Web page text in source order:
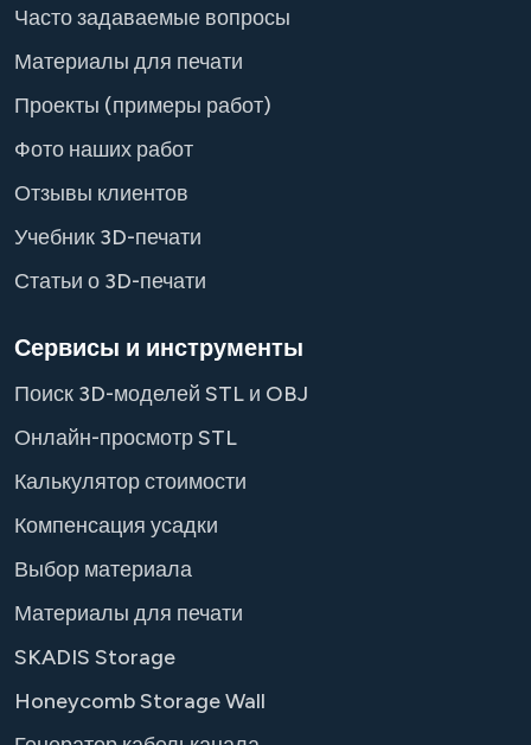
Часто задаваемые вопросы
Материалы для печати
Проекты (примеры работ)
Фото наших работ
Отзывы клиентов
Учебник 3D-печати
Статьи о 3D-печати
Сервисы и инструменты
Поиск 3D-моделей STL и OBJ
Онлайн-просмотр STL
Калькулятор стоимости
Компенсация усадки
Выбор материала
Материалы для печати
SKADIS Storage
Honeycomb Storage Wall